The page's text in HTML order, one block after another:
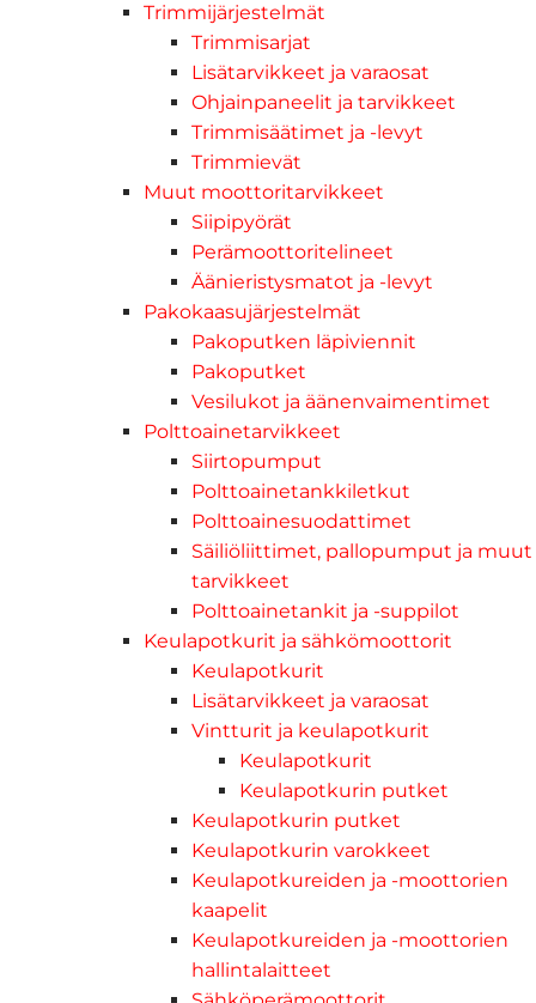
Trimmijärjestelmät
Trimmisarjat
Lisätarvikkeet ja varaosat
Ohjainpaneelit ja tarvikkeet
Trimmisäätimet ja -levyt
Trimmievät
Muut moottoritarvikkeet
Siipipyörät
Perämoottoritelineet
Äänieristysmatot ja -levyt
Pakokaasujärjestelmät
Pakoputken läpiviennit
Pakoputket
Vesilukot ja äänenvaimentimet
Polttoainetarvikkeet
Siirtopumput
Polttoainetankkiletkut
Polttoainesuodattimet
Säiliöliittimet, pallopumput ja muut
tarvikkeet
Polttoainetankit ja -suppilot
Keulapotkurit ja sähkömoottorit
Keulapotkurit
Lisätarvikkeet ja varaosat
Vintturit ja keulapotkurit
Keulapotkurit
Keulapotkurin putket
Keulapotkurin putket
Keulapotkurin varokkeet
Keulapotkureiden ja -moottorien
kaapelit
Keulapotkureiden ja -moottorien
hallintalaitteet